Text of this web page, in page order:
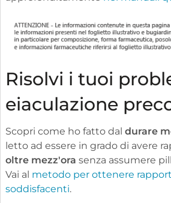
Risolvi i tuoi
eiaculazione
Scopri come ho fatto dal durare
letto ad essere in grado di avere
oltre mezz'ora senza assumere
Vai al metodo per ottenere
soddisfacenti.